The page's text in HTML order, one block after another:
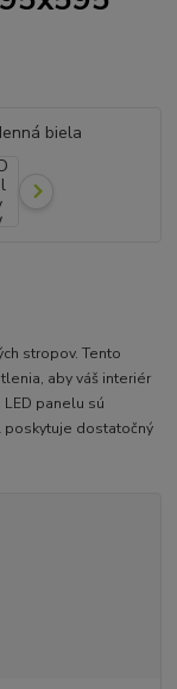
stropov. Tento
aby váš interiér
panelu sú
poskytuje dostatočný